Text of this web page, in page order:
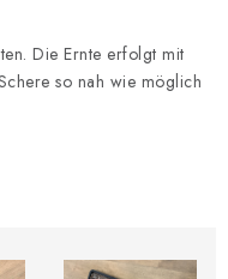
Die Ernte erfolgt mit
so nah wie möglich